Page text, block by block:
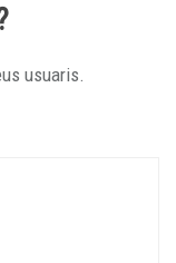
usuaris.